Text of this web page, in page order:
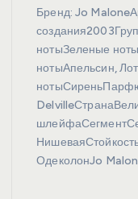
Бренд: Jo
нотыЗеленые
нотыАпельсин,
ОдеколонJo